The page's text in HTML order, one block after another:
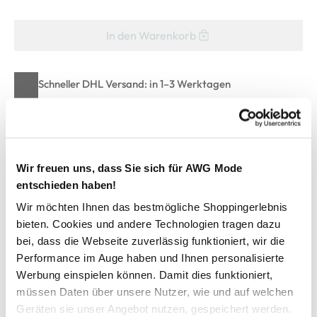
Wir freuen uns, dass Sie sich für AWG Mode
entschieden haben!
Wir möchten Ihnen das bestmögliche Shoppingerlebnis
bieten. Cookies und andere Technologien tragen dazu
bei, dass die Webseite zuverlässig funktioniert, wir die
Performance im Auge haben und Ihnen personalisierte
Werbung einspielen können. Damit dies funktioniert,
müssen Daten über unsere Nutzer, wie und auf welchen
Geräten sie unser Angebot nutzen, gespeichert werden.
In den Warenkorb
Schneller DHL Versand: in 1–3 Werktagen
Kostenfreie Rücksendung innerhalb 14 Tage
Zur Wunschliste hinzufügen
Kinder Sport T-Shirt TRAIN ALL DAY ESS
sportliches Shirt von PUMA
runder Ausschnitt und kurze Ärmel